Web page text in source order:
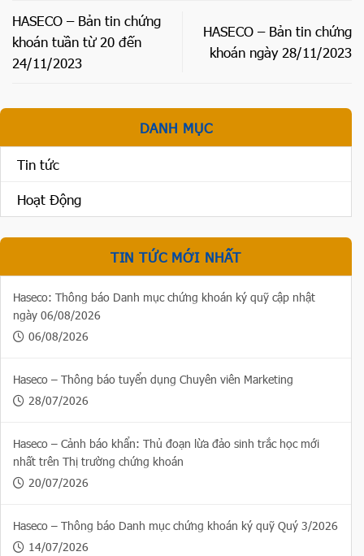
HASECO – Bản tin chứng
khoán tuần từ 20 đến
24/11/2023
HASECO – Bản tin chứng
khoán ngày 28/11/2023
DANH MỤC
Tin tức
Hoạt Động
TIN TỨC MỚI NHẤT
Haseco: Thông báo Danh mục chứng khoán ký quỹ cập nhật
ngày 06/08/2026
06/08/2026
Haseco – Thông báo tuyển dụng Chuyên viên Marketing
28/07/2026
Haseco – Cảnh báo khẩn: Thủ đoạn lừa đảo sinh trắc học mới
nhất trên Thị trường chứng khoán
20/07/2026
Haseco – Thông báo Danh mục chứng khoán ký quỹ Quý 3/2026
14/07/2026